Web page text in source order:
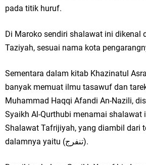
pada titik huruf.
Di Maroko sendiri shalawat ini dikenal
Taziyah, sesuai nama kota
Sementara dalam kitab Khazinatul
banyak memuat ilmu tasawuf dan
Muhammad Haqqi Afandi An-Nazili,
Syaikh Al-Qurthubi menamai shalawat
Shalawat Tafrijiyah, yang diambil dari
dalamnya yaitu (تنفرج).